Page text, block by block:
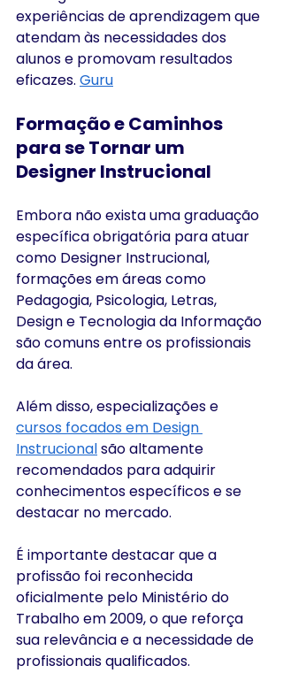
experiências de aprendizagem que
atendam às necessidades dos
alunos e promovam resultados
eficazes. ​ Guru
Formação e Caminhos
para se Tornar um
Designer Instrucional
Embora não exista uma graduação
específica obrigatória para atuar
como Designer Instrucional,
formações em áreas como
Pedagogia, Psicologia, Letras,
Design e Tecnologia da Informação
são comuns entre os profissionais
da área.
Além disso, especializações e
cursos focados em Design
Instrucional são altamente
recomendados para adquirir
conhecimentos específicos e se
destacar no mercado.​
É importante destacar que a
profissão foi reconhecida
oficialmente pelo Ministério do
Trabalho em 2009, o que reforça
sua relevância e a necessidade de
profissionais qualificados. ​